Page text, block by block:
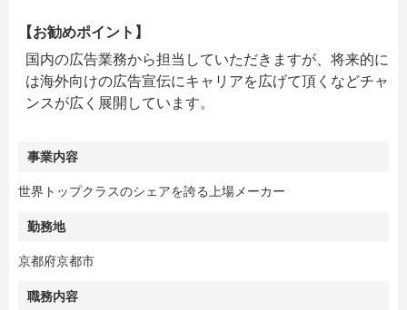
【お勧めポイント】
国内の広告業務から担当していただきますが、将来的に
は海外向けの広告宣伝にキャリアを広げて頂くなどチャ
ンスが広く展開しています。
事業内容
世界トップクラスのシェアを誇る上場メーカー
勤務地
京都府京都市
職務内容